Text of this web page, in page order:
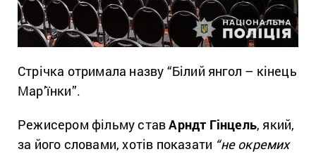
Стрічка отримала назву “Білий янгол – кінець
Мар’їнки”.
Режисером фільму ставАрндт Гінцель, який,
за його словами, хотів показати “не окремих